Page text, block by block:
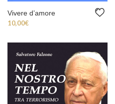
Vivere d’amore
10,00€